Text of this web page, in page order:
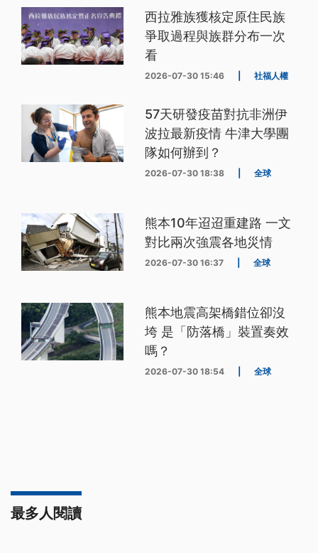
西拉雅族獲核定原住民族
爭取過程與族群分布一次
看
2026-07-30 15:46 社福人權
57天研發疫苗對抗非洲伊
波拉最新疫情 牛津大學團
隊如何辦到？
2026-07-30 18:38 全球
熊本10年迢迢重建路 一文
對比兩次強震各地災情
2026-07-30 16:37 全球
熊本地震高架橋錯位卻沒
垮 是「防落橋」裝置奏效
嗎？
2026-07-30 18:54 全球
最多人閱讀